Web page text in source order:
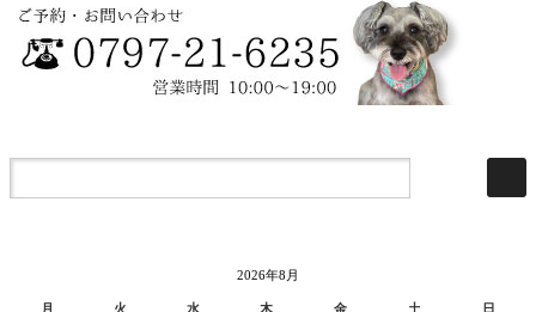
2026年8月
月 火 水 木 金 土 日